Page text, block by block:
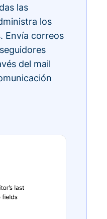
las
los
Envía correos
del mail